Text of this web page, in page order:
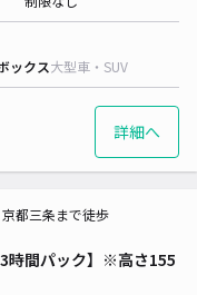
ックス大型車・SUV
詳細へ
時間パック】※高さ155
都三条まで徒歩